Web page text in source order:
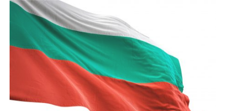
și-a exprimat sprijinul față de decizia Adunării Naționale privind
solicitarea unui raport extraordinar de...